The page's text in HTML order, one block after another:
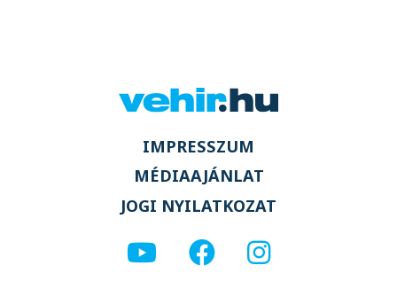
IMPRESSZUM
MÉDIAAJÁNLAT
JOGI NYILATKOZAT